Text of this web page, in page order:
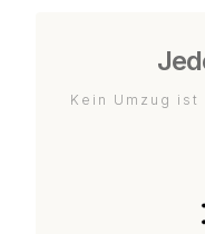
Kein Umzug ist